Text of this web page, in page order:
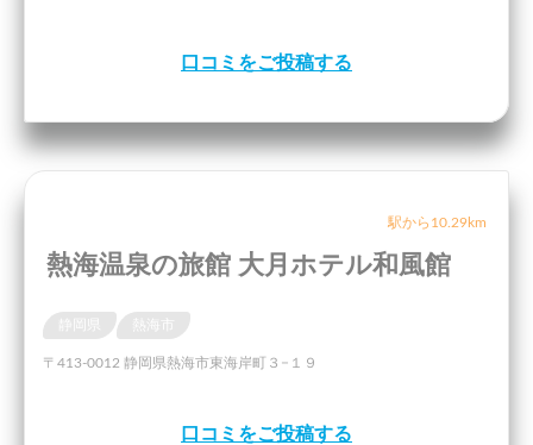
口コミをご投稿する
駅から10.29km
熱海温泉の旅館 大月ホテル和風館
〒413-0012 静岡県熱海市東海岸町３−１９
口コミをご投稿する